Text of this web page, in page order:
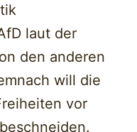
laut der
den anderen
will die
vor